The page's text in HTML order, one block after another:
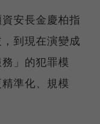
安長金慶柏指
到現在演變成
」的犯罪模
準化、規模